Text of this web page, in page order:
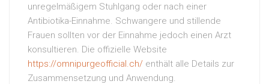
unregelmäßigem Stuhlgang oder nach einer
Antibiotika-Einnahme. Schwangere und stillende
Frauen sollten vor der Einnahme jedoch einen Arzt
konsultieren. Die offizielle Website
https://omnipurgeofficial.ch/ enthält alle Details zur
Zusammensetzung und Anwendung.